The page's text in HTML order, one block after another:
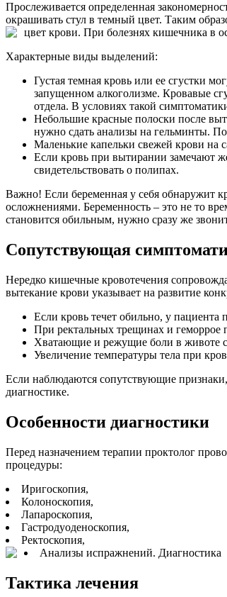
Прослеживается определенная
окрашивать стул в темный цвет. Таким
цвет крови. При болезнях кишечника в
Характерные виды выделений:
Густая темная кровь или ее сгустки
запущенном алкоголизме. Кровавые
отдела. В условиях такой
Небольшие красные полоски после
нужно сдать анализы на гельминты.
Маленькие капельки свежей крови на
Если кровь при вытирании замечают
свидетельствовать о полипах.
Важно! Если беременная у себя обнаружит
осложнениями. Беременность – это не то
становится обильным, нужно сразу же
Сопутствующая
Нередко кишечные кровотечения
вытекание крови указывает на развитие
Если кровь течет обильно, у пациента
При ректальных трещинах и геморрое
Хватающие и режущие боли в животе
Увеличение температуры тела при
Если наблюдаются сопутствующие
диагностике.
Особенности диагностики
Перед назначением терапии проктолог
процедуры:
Иригоскопия,
Колоноскопия,
Лапароскопия,
Гастродуоденоскопия,
Ректоскопия,
Анализы испражнений. Диагностика
Тактика лечения